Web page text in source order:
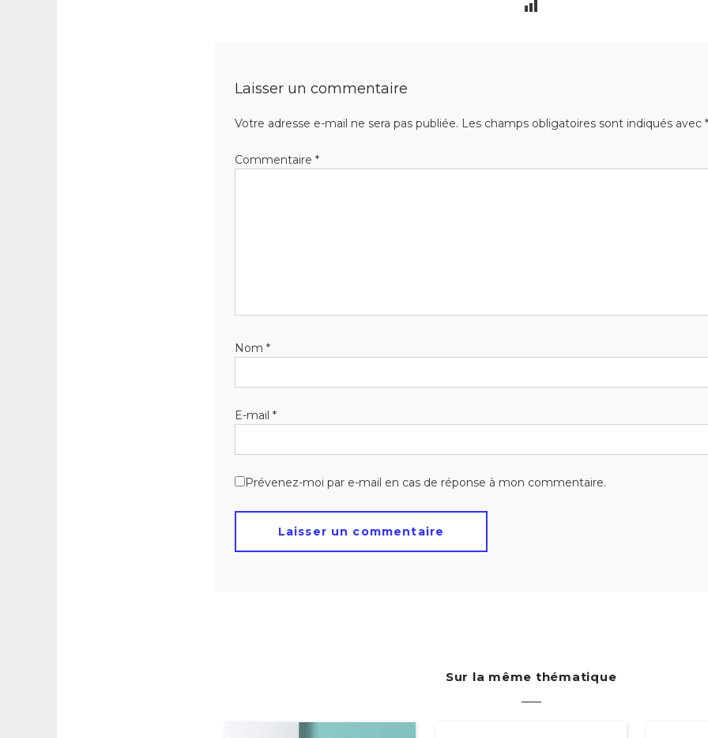
Laisser un commentaire
Votre adresse e-mail ne sera pas publiée. Les champs obligatoires sont indiqués avec *
Commentaire *
Nom *
E-mail *
Prévenez-moi par e-mail en cas de réponse à mon commentaire.
Sur la même thématique